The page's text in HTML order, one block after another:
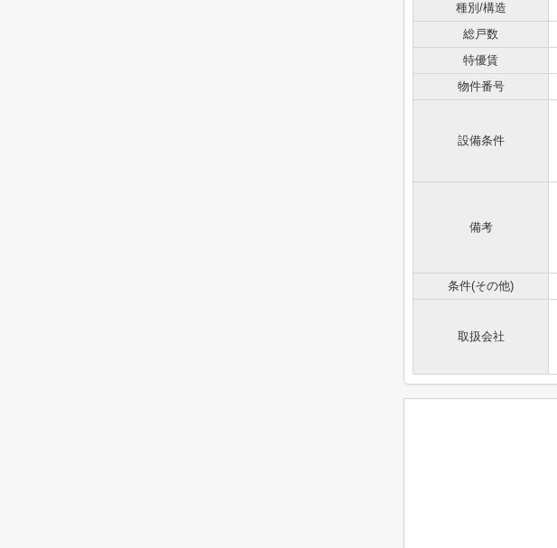
種別/構造
総戸数
特優賃
物件番号
設備条件
備考
条件(その他)
取扱会社